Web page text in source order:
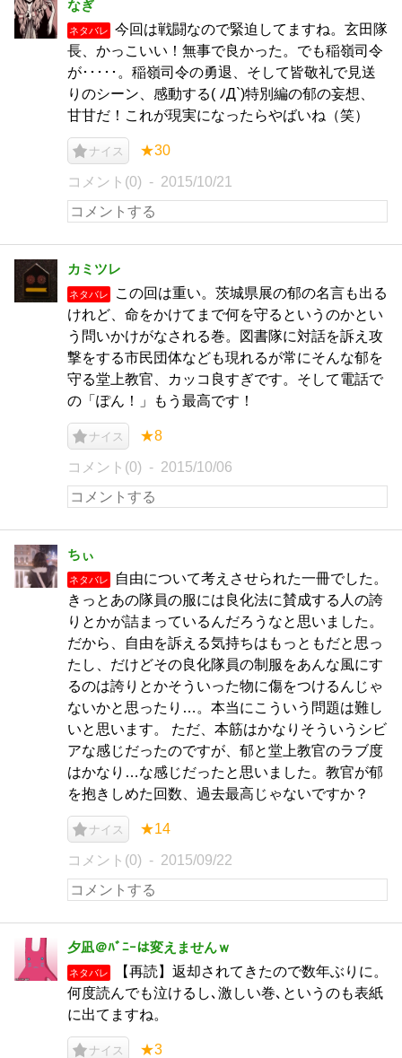
なぎ
ネタバレ
今回は戦闘なので緊迫してますね。玄田隊
長、かっこいい！無事で良かった。でも稲嶺司令
が･････。稲嶺司令の勇退、そして皆敬礼で見送
りのシーン、感動する( ﾉД`)特別編の郁の妄想、
甘甘だ！これが現実になったらやばいね（笑）
ナイス ★30
コメント(0) 2015/10/21
カミツレ
ネタバレ
この回は重い。茨城県展の郁の名言も出る
けれど、命をかけてまで何を守るというのかとい
う問いかけがなされる巻。図書隊に対話を訴え攻
撃をする市民団体なども現れるが常にそんな郁を
守る堂上教官、カッコ良すぎです。そして電話で
の「ぽん！」もう最高です！
ナイス ★8
コメント(0) 2015/10/06
ちぃ
ネタバレ
自由について考えさせられた一冊でした。
きっとあの隊員の服には良化法に賛成する人の誇
りとかが詰まっているんだろうなと思いました。
だから、自由を訴える気持ちはもっともだと思っ
たし、だけどその良化隊員の制服をあんな風にす
るのは誇りとかそういった物に傷をつけるんじゃ
ないかと思ったり…。本当にこういう問題は難し
いと思います。 ただ、本筋はかなりそういうシビ
アな感じだったのですが、郁と堂上教官のラブ度
はかなり…な感じだったと思いました。教官が郁
を抱きしめた回数、過去最高じゃないですか？
ナイス ★14
コメント(0) 2015/09/22
夕凪＠ﾊﾞﾆｰは変えませんｗ
ネタバレ
【再読】返却されてきたので数年ぶりに。
何度読んでも泣けるし､激しい巻､というのも表紙
に出てますね。
ナイス ★3